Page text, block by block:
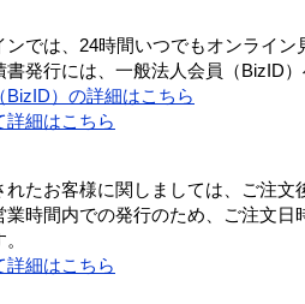
では、24時間いつでもオンライン
発行には、一般法人会員（BizID）
BizID）の詳細はこちら
詳細はこちら
れたお客様に関しましては、ご注文
業時間内での発行のため、ご注文
詳細はこちら